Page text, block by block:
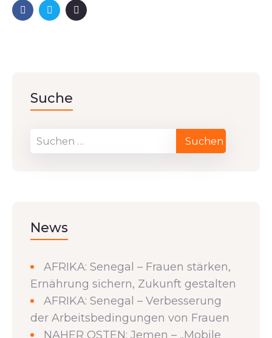
Suche
News
AFRIKA: Senegal – Frauen stärken,
Ernährung sichern, Zukunft gestalten
AFRIKA: Senegal – Verbesserung
der Arbeitsbedingungen von Frauen
NAHER OSTEN: Jemen – „Mobile